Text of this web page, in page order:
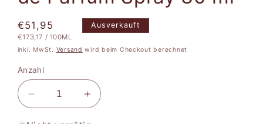
Normaler
Preis
€51,95
STÜCKPREIS
€173,17 / PRO
100ML
Ausverkauft
inkl. MwSt. Versand wird beim Checkout berechnet
Anzahl
Verringere
die
Erhöhe
die